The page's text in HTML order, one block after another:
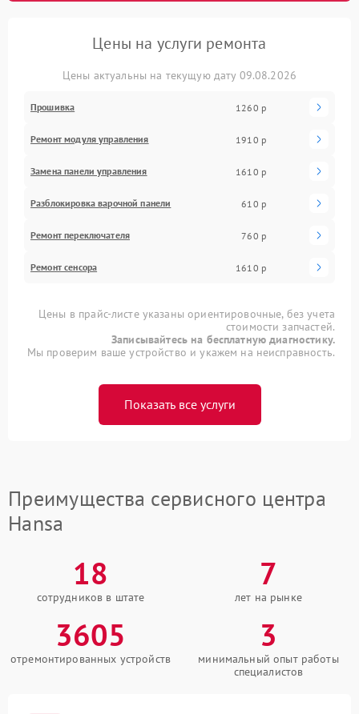
Цены на услуги ремонта
Цены актуальны на текущую дату 09.08.2026
Прошивка 1260 р
Ремонт модуля управления 1910 р
Замена панели управления 1610 р
Разблокировка варочной панели 610 р
Ремонт переключателя 760 р
Ремонт сенсора 1610 р
Цены в прайс-листе указаны ориентировочные, без учета
стоимости запчастей.
Записывайтесь на бесплатную диагностику.
Мы проверим ваше устройство и укажем на неисправность.
Показать все услуги
Преимущества сервисного центра
Hansa
18
сотрудников в штате
7
лет на рынке
3605
отремонтированных устройств
3
минимальный опыт работы
специалистов